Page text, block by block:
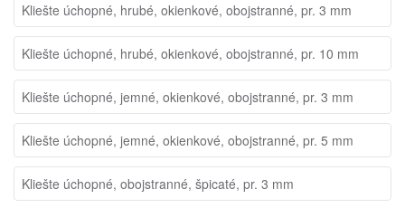
Kliešte úchopné, hrubé, okienkové, obojstranné, pr. 3 mm
Kliešte úchopné, hrubé, okienkové, obojstranné, pr. 10 mm
Kliešte úchopné, jemné, okienkové, obojstranné, pr. 3 mm
Kliešte úchopné, jemné, okienkové, obojstranné, pr. 5 mm
Kliešte úchopné, obojstranné, špicaté, pr. 3 mm